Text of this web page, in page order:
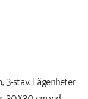
stav. Lägenheter